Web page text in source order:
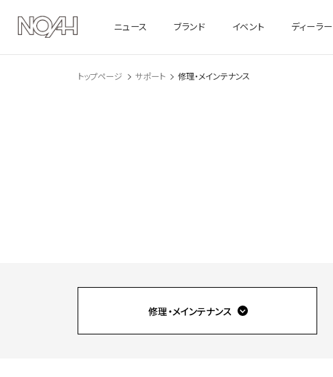
ニュース ブランド イベント ディーラー
トップページ サポート 修理・メインテナンス
修理・メインテナンス